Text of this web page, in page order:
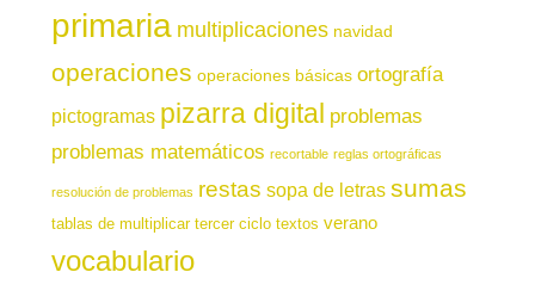
primaria multiplicaciones navidad
operaciones operaciones básicas ortografía
pictogramas pizarra digital problemas
problemas matemáticos recortable reglas ortográficas
resolución de problemas restas sopa de letras sumas
tablas de multiplicar tercer ciclo textos verano
vocabulario